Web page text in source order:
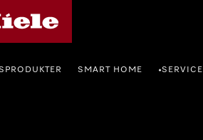
SMART HOME •SERVICE